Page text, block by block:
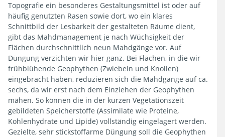
Topografie ein besonderes Gestaltungsmittel ist oder auf
häufig genutzten Rasen sowie dort, wo ein klares
Schnittbild der Lesbarkeit der gestalteten Räume dient,
gibt das Mahdmanagement je nach Wüchsigkeit der
Flächen durchschnittlich neun Mahdgänge vor. Auf
Düngung verzichten wir hier ganz. Bei Flächen, in die wir
frühblühende Geophythen (Zwiebeln und Knollen)
eingebracht haben, reduzieren sich die Mahdgänge auf ca.
sechs, da wir erst nach dem Einziehen der Geophythen
mähen. So können die in der kurzen Vegetationszeit
gebildeten Speicherstoffe (Assimilate wie Proteine,
Kohlenhydrate und Lipide) vollständig eingelagert werden.
Gezielte, sehr stickstoffarme Düngung soll die Geophythen